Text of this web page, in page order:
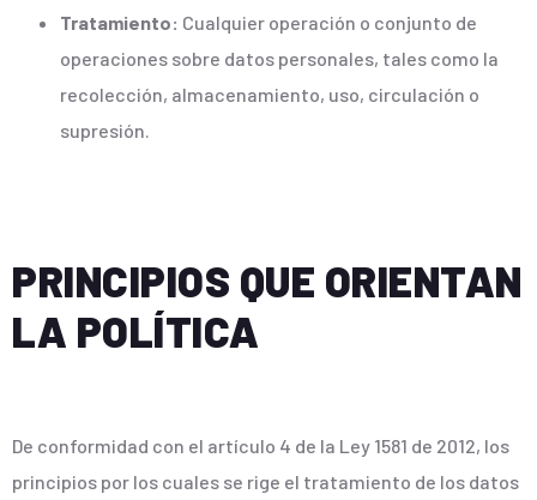
Tratamiento: Cualquier operación o conjunto de
operaciones sobre datos personales, tales como la
recolección, almacenamiento, uso, circulación o
supresión.
PRINCIPIOS QUE ORIENTAN
LA POLÍTICA
De conformidad con el artículo 4 de la Ley 1581 de 2012, los
principios por los cuales se rige el tratamiento de los datos